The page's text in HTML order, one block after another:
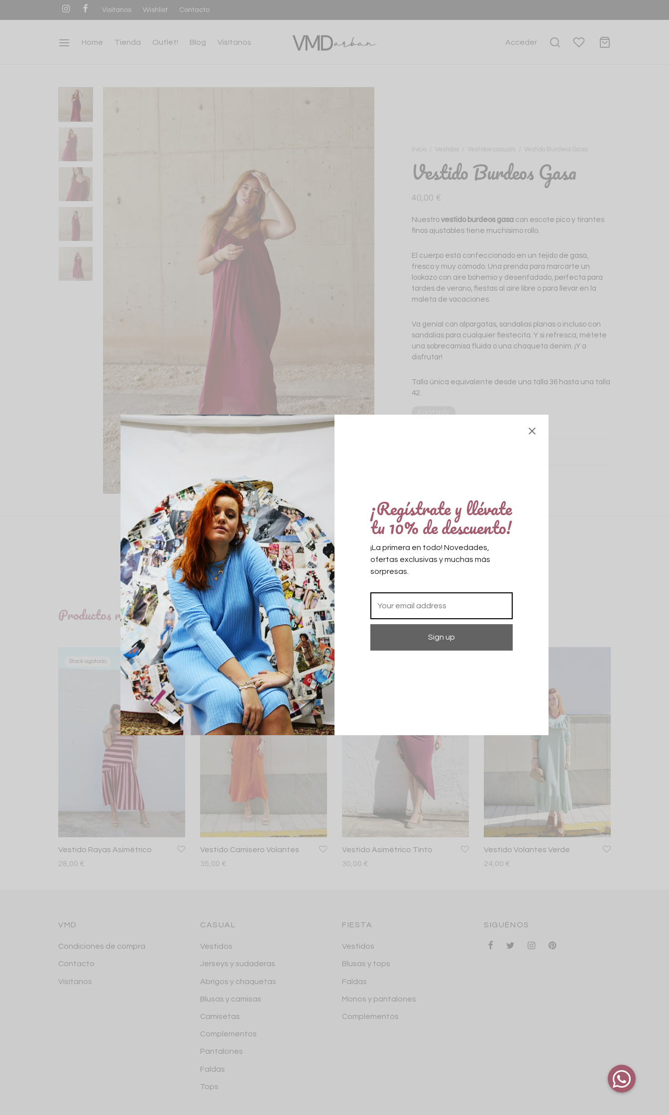
¡Regístrate y llévate
tu 10% de descuento!
¡La primera en todo! Novedades,
ofertas exclusivas y muchas más
sorpresas.
Visítanos Wishlist Contacto
Home Tienda Outlet! Blog Visítanos Acceder
Inicio / Vestidos / Vestidos casuals / Vestido Burdeos Gasa
Vestido Burdeos Gasa
40,00 €
Nuestro vestido burdeos gasa con escote pico y tirantes
finos ajustables tiene muchísimo rollo.
El cuerpo está confeccionado en un tejido de gasa,
fresco y muy cómodo. Una prenda para marcarte un
lookazo con aire bohemio y desenfadado, perfecta para
tardes de verano, fiestas al aire libre o para llevar en la
maleta de vacaciones.
Va genial con alpargatas, sandalias planas o incluso con
sandalias para cualquier fiestecita. Y si refresca, métete
una sobrecamisa fluida o una chaqueta denim. ¡Y a
disfrutar!
Talla única equivalente desde una talla 36 hasta una talla
42.
Descripción Valoraciones0
Productos relacionados
Stock agotado
Vestido Rayas Asimétrico
28,00 €
Stock agotado
Vestido Camisero Volantes
35,00 €
Vestido Asimétrico Tinto
30,00 €
Vestido Volantes Verde
24,00 €
VMD
Condiciones de compra
Contacto
Visítanos
CASUAL
Vestidos
Jerseys y sudaderas
Abrigos y chaquetas
Blusas y camisas
Camisetas
Complementos
Pantalones
Faldas
Tops
FIESTA
Vestidos
Blusas y tops
Faldas
Monos y pantalones
Complementos
SIGUÉNOS